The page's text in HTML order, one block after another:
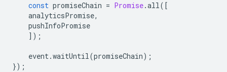
const promiseChain = Promise.all([
analyticsPromise,
pushInfoPromise
]);
event.waitUntil(promiseChain);
});